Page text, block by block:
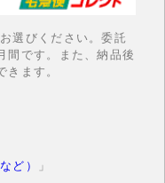
選びください。委託
間です。また、納品後
ます。
ど）
」